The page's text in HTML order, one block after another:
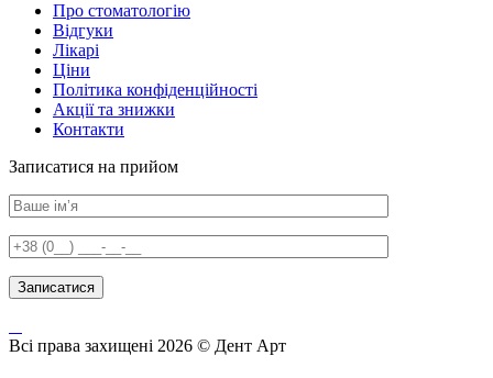
Про стоматологію
Відгуки
Лікарі
Ціни
Політика конфіденційності
Акції та знижки
Контакти
Записатися на прийом
Всі права захищені 2026 © Дент Арт